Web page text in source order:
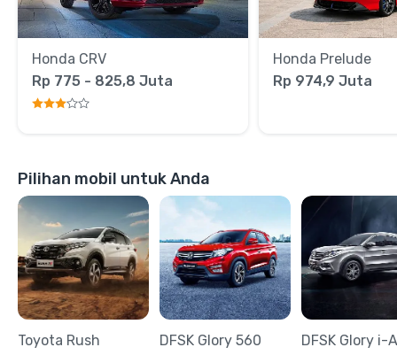
Honda CRV
Rp 775 - 825,8 Juta
Honda Prelude
Rp 974,9 Juta
Pilihan mobil untuk Anda
Toyota Rush DFSK Glory 560 DFSK Glory i-